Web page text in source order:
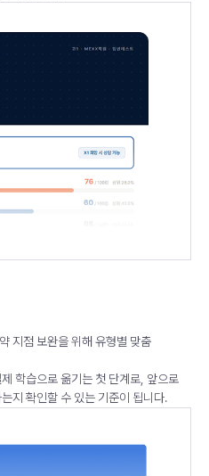
지점 보완을 위해 유형별 맞춤
학습으로 옮기는 첫 단계로, 앞으로
지 확인할 수 있는 기준이 됩니다.